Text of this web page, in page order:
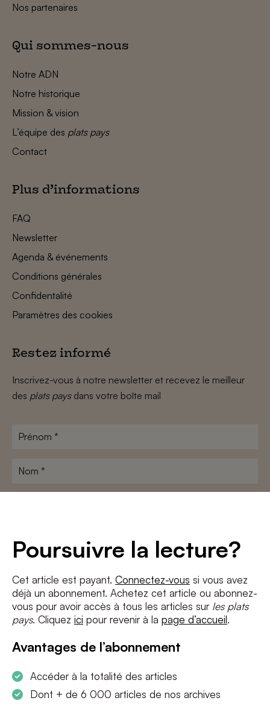
Poursuivre la lecture?
Cet article est payant. Connectez-vous si vous avez
déjà un abonnement. Achetez cet article ou abonnez-
vous pour avoir accès à tous les articles sur les plats
pays. Cliquez ici pour revenir à la page d’accueil.
Avantages de l’abonnement
Accéder à la totalité des articles
Dont + de 6 000 articles de nos archives
Nos partenaires
Qui sommes-nous
Notre ADN
Notre historique
Mission & vision
L’équipe des plats pays
Contact
Plus d’informations
FAQ
Newsletter
Agenda & événements
Conditions générales
Confidentalité
Paramètres des cookies
Restez informé
Inscrivez-vous à notre newsletter et recevez le meilleur
des plats paysdans votre boîte mail
Prénom
Nom
J'accepte les termes et conditions etla politique de confidentialité
S'INSCRIRE